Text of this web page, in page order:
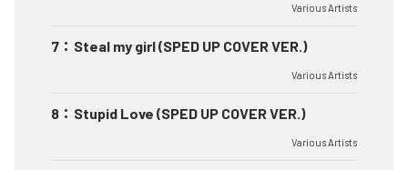
Various Artists
7 ： Steal my girl (SPED UP COVER VER.)
Various Artists
8 ： Stupid Love (SPED UP COVER VER.)
Various Artists